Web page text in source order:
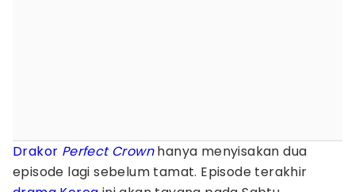
Drakor Perfect Crown hanya menyisakan dua
episode lagi sebelum tamat. Episode terakhir